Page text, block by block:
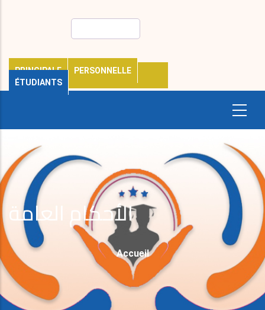
PRINCIPALE
PERSONNELLE
ÉTUDIANTS
الأحكام العامة
Fil
D'Ariane
Accueil